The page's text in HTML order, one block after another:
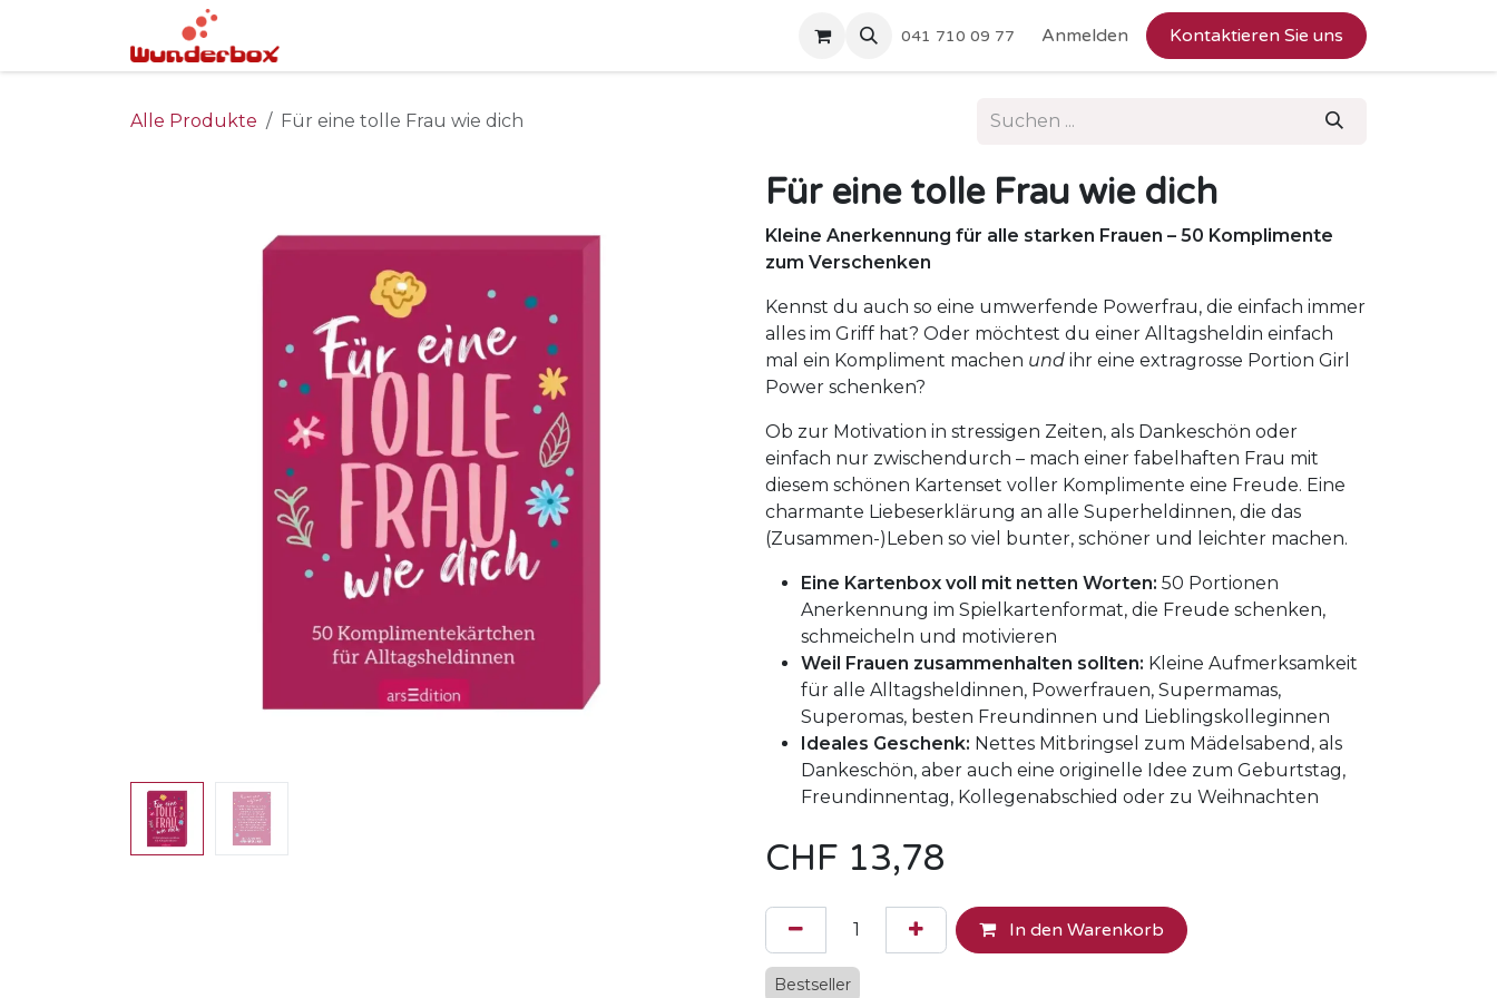
Über uns 041 710 09 77 Anmelden Kontaktieren Sie uns
Alle Produkte Für eine tolle Frau wie dich
Für eine tolle Frau wie dich
Kleine Anerkennung für alle starken Frauen – 50 Komplimente
zum Verschenken
Kennst du auch so eine umwerfende Powerfrau, die einfach immer
alles im Griff hat? Oder möchtest du einer Alltagsheldin einfach
mal ein Kompliment machen und ihr eine extragrosse Portion Girl
Power schenken?
Ob zur Motivation in stressigen Zeiten, als Dankeschön oder
einfach nur zwischendurch – mach einer fabelhaften Frau mit
diesem schönen Kartenset voller Komplimente eine Freude. Eine
charmante Liebeserklärung an alle Superheldinnen, die das
(Zusammen-)Leben so viel bunter, schöner und leichter machen.
Eine Kartenbox voll mit netten Worten: 50 Portionen
Anerkennung im Spielkartenformat, die Freude schenken,
schmeicheln und motivieren
Weil Frauen zusammenhalten sollten: Kleine Aufmerksamkeit
für alle Alltagsheldinnen, Powerfrauen, Supermamas,
Superomas, besten Freundinnen und Lieblingskolleginnen
Ideales Geschenk: Nettes Mitbringsel zum Mädelsabend, als
Dankeschön, aber auch eine originelle Idee zum Geburtstag,
Freundinnentag, Kollegenabschied oder zu Weihnachten
CHF 13,78
In den Warenkorb
Bestseller